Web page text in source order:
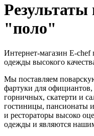
Результаты
"поло"
Интернет-магазин E-chef
одежды высокого
Мы поставляем
фартуки для
горничных, скатерти и
гостиницы, пансионаты
и рестораторы высоко
одежды и являются